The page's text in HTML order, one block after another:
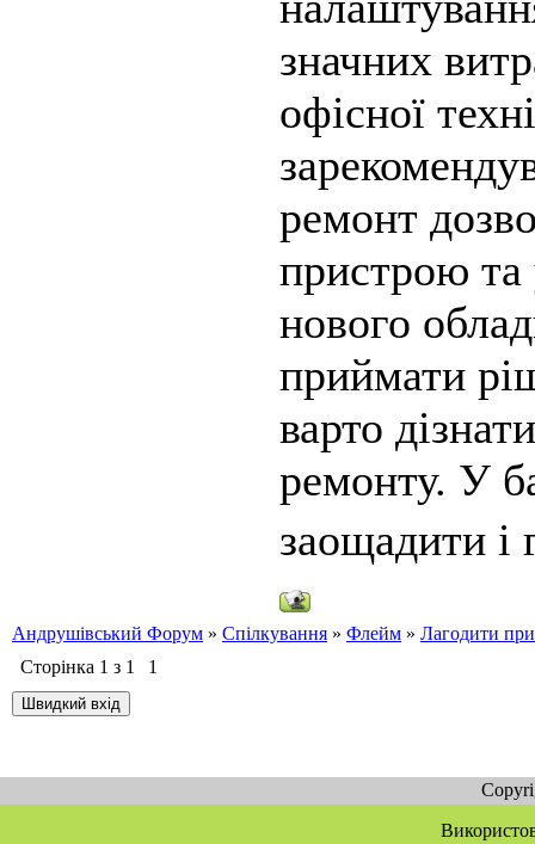
значних
офісної
ремонт
пристрою та
нового
приймати
варто
ремонту. У
заощадити і
Андрушівський Форум » Спілкування » Флейм » Лагодити
Сторінка 1 з 1 1